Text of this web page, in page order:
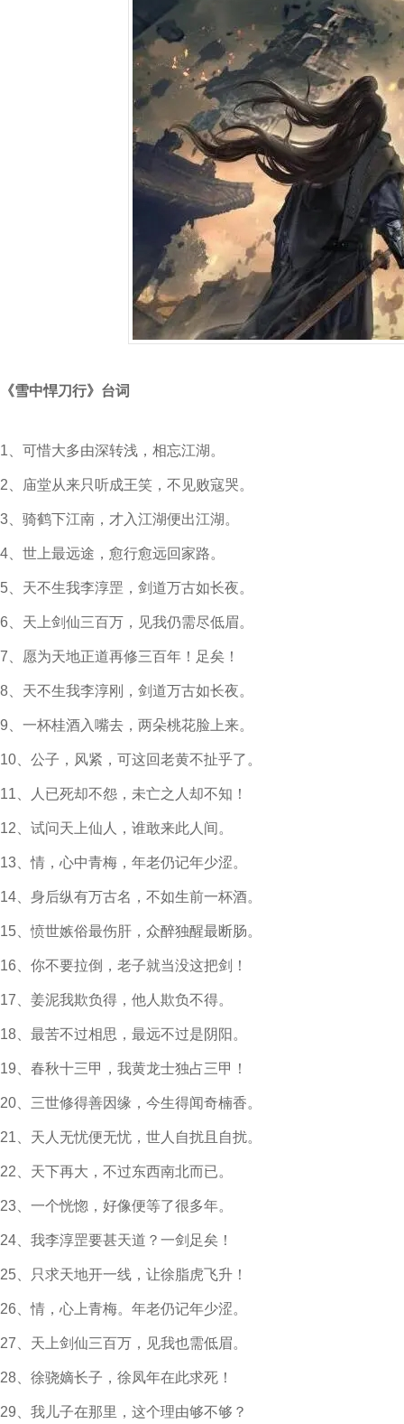
《雪中悍刀行》台词
1、可惜大多由深转浅，相忘江湖。
2、庙堂从来只听成王笑，不见败寇哭。
3、骑鹤下江南，才入江湖便出江湖。
4、世上最远途，愈行愈远回家路。
5、天不生我李淳罡，剑道万古如长夜。
6、天上剑仙三百万，见我仍需尽低眉。
7、愿为天地正道再修三百年！足矣！
8、天不生我李淳刚，剑道万古如长夜。
9、一杯桂酒入嘴去，两朵桃花脸上来。
10、公子，风紧，可这回老黄不扯乎了。
11、人已死却不怨，未亡之人却不知！
12、试问天上仙人，谁敢来此人间。
13、情，心中青梅，年老仍记年少涩。
14、身后纵有万古名，不如生前一杯酒。
15、愤世嫉俗最伤肝，众醉独醒最断肠。
16、你不要拉倒，老子就当没这把剑！
17、姜泥我欺负得，他人欺负不得。
18、最苦不过相思，最远不过是阴阳。
19、春秋十三甲，我黄龙士独占三甲！
20、三世修得善因缘，今生得闻奇楠香。
21、天人无忧便无忧，世人自扰且自扰。
22、天下再大，不过东西南北而已。
23、一个恍惚，好像便等了很多年。
24、我李淳罡要甚天道？一剑足矣！
25、只求天地开一线，让徐脂虎飞升！
26、情，心上青梅。年老仍记年少涩。
27、天上剑仙三百万，见我也需低眉。
28、徐骁嫡长子，徐凤年在此求死！
29、我儿子在那里，这个理由够不够？